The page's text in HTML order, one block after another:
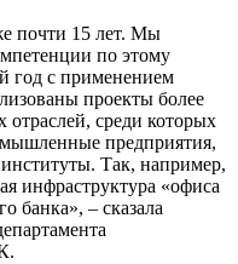
почти 15 лет. Мы
по этому
год с применением
проекты более
среди которых
предприятия,
Так, например,
инфраструктура «офиса
банка», – сказала